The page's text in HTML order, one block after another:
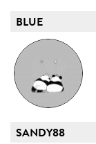
BLUE
SANDY88